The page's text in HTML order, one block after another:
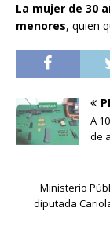
La mujer de 30
menores, quien
A
de
Ministerio
diputada